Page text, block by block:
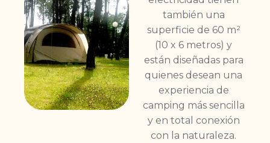
también una
superficie de 60 m²
(10 x 6 metros) y
están diseñadas para
quienes desean una
experiencia de
camping más sencilla
y en total conexión
con la naturaleza.